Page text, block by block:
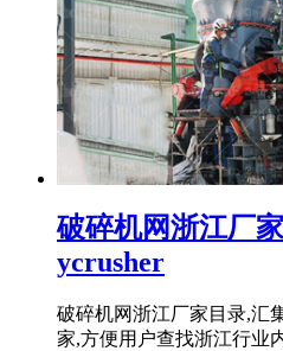
破碎机网浙江厂
ycrusher
破碎机网浙江厂家目录,汇
家,方便用户查找浙江行业